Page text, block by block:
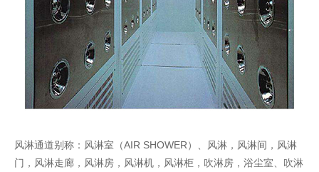
风淋通道别称：风淋室（AIR SHOWER）、风淋，风淋间，风淋
门，风淋走廊，风淋房，风淋机，风淋柜，吹淋房，浴尘室、吹淋